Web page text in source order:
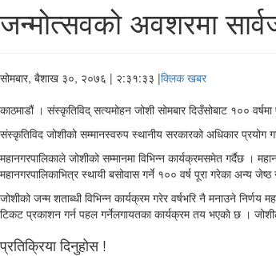
जन्मोत्सवको अवशरमा
सोमबार, बैशाख ३०, २०७६ | २:३१:३३ |क्लिक खबर
काठमाडौं । संस्कृतिविद् सत्यमोहन जोशी सोमबार दिउँसोबाट १००
संस्कृतिविद जोशीको सम्मानस्वरुप स्थानीय सरकारको अधिकार प्रयोग
महानगरपालिकाले जोशीको सम्मानमा विभिन्न कार्यक्रमसमेत गर्दैछ ।
महानगरपालिकाभित्र स्थायी बसोवास गर्ने १०० वर्ष पूरा गरेका अन्य
जोशीको जन्म शताब्धी विभिन्न कार्यक्रम गरेर वर्षभरि नै मनाउने
टिकट प्रकाशन गर्न पहल गर्नेलगायतका कार्यक्रम तय भएकाे छ ।
प्रतिक्रिया दिनुहोस !